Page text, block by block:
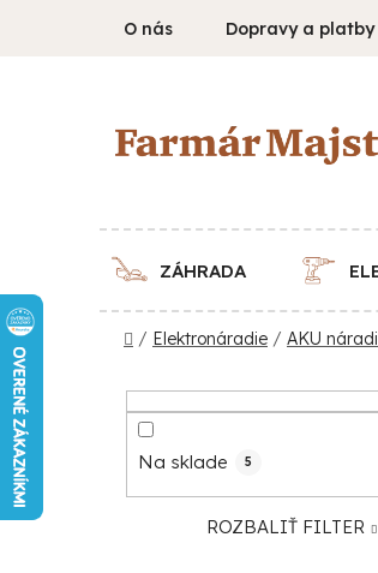
O nás Dopravy a platby
ZÁHRADA
Domov
/ Elektronáradie / AKU
Na sklade 5
ROZBALIŤ FILTER